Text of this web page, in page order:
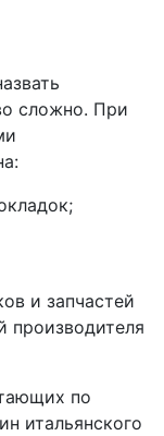
сложно. При
и запчастей
производителя
по
итальянского